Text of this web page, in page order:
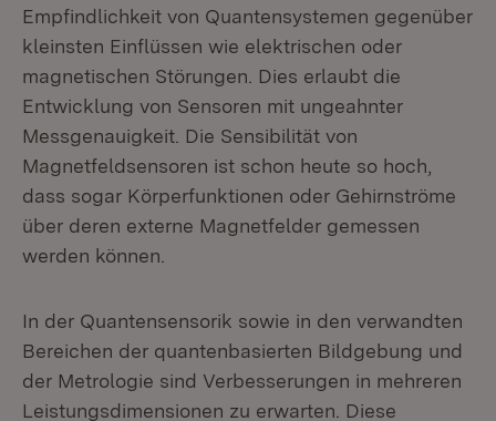
Empfindlichkeit von Quantensystemen gegenüber
kleinsten Einflüssen wie elektrischen oder
magnetischen Störungen. Dies erlaubt die
Entwicklung von Sensoren mit ungeahnter
Messgenauigkeit. Die Sensibilität von
Magnetfeldsensoren ist schon heute so hoch,
dass sogar Körperfunktionen oder Gehirnströme
über deren externe Magnetfelder gemessen
werden können.
In der Quantensensorik sowie in den verwandten
Bereichen der quantenbasierten Bildgebung und
der Metrologie sind Verbesserungen in mehreren
Leistungsdimensionen zu erwarten. Diese